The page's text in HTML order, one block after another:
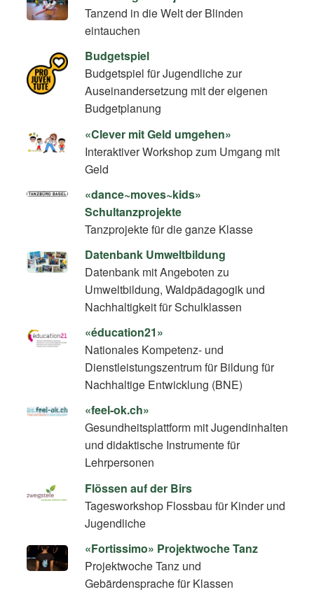
Tanzend in die Welt der Blinden
eintauchen
Budgetspiel
Budgetspiel für Jugendliche zur
Auseinandersetzung mit der eigenen
Budgetplanung
«Clever mit Geld umgehen»
Interaktiver Workshop zum Umgang mit
Geld
«dance~moves~kids»
Schultanzprojekte
Tanzprojekte für die ganze Klasse
Datenbank Umweltbildung
Datenbank mit Angeboten zu
Umweltbildung, Waldpädagogik und
Nachhaltigkeit für Schulklassen
«éducation21»
Nationales Kompetenz- und
Dienstleistungszentrum für Bildung für
Nachhaltige Entwicklung (BNE)
«feel-ok.ch»
Gesundheitsplattform mit Jugendinhalten
und didaktische Instrumente für
Lehrpersonen
Flössen auf der Birs
Tagesworkshop Flossbau für Kinder und
Jugendliche
«Fortissimo» Projektwoche Tanz
Projektwoche Tanz und
Gebärdensprache für Klassen